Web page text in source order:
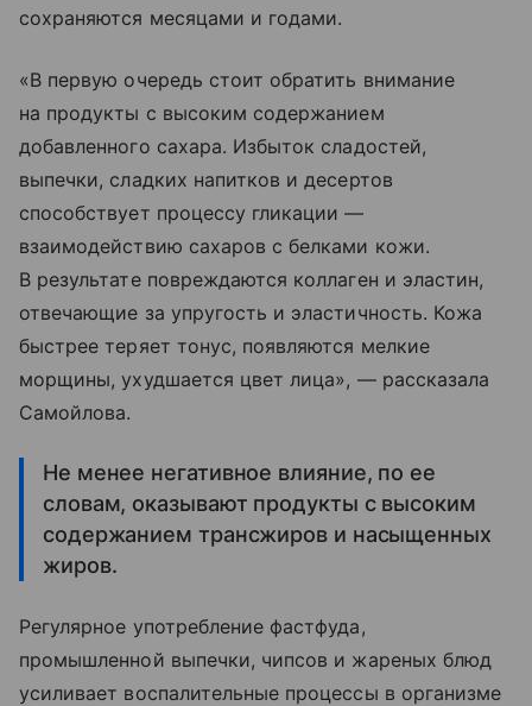
сохраняются месяцами и годами.
«В первую очередь стоит обратить внимание
на продукты с высоким содержанием
добавленного сахара. Избыток сладостей,
выпечки, сладких напитков и десертов
способствует процессу гликации —
взаимодействию сахаров с белками кожи.
В результате повреждаются коллаген и эластин,
отвечающие за упругость и эластичность. Кожа
быстрее теряет тонус, появляются мелкие
морщины, ухудшается цвет лица», — рассказала
Самойлова.
Не менее негативное влияние, по ее
словам, оказывают продукты с высоким
содержанием трансжиров и насыщенных
жиров.
Регулярное употребление фастфуда,
промышленной выпечки, чипсов и жареных блюд
усиливает воспалительные процессы в организме